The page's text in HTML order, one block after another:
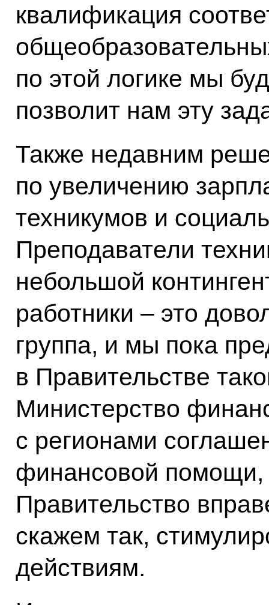
квалификация
по этой логике мы
позволит нам эту
Также недавним
по увеличению
техникумов и
Преподаватели
небольшой
работники – это
группа, и мы пока
в Правительстве
Министерство
с регионами
финансовой помощи,
Правительство
скажем так,
действиям.